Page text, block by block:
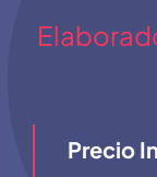
Recursos
Precio